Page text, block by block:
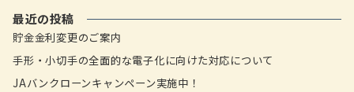
最近の投稿
貯金金利変更のご案内
手形・小切手の全面的な電子化に向けた対応について
JAバンクローンキャンペーン実施中！